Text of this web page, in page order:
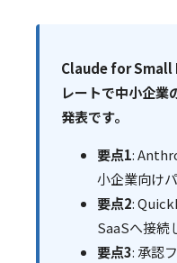
Claude for Small
レートで中小企業
発表です。
要点1:
小企業向け
要点2:
SaaSへ接続
要点3: 承認